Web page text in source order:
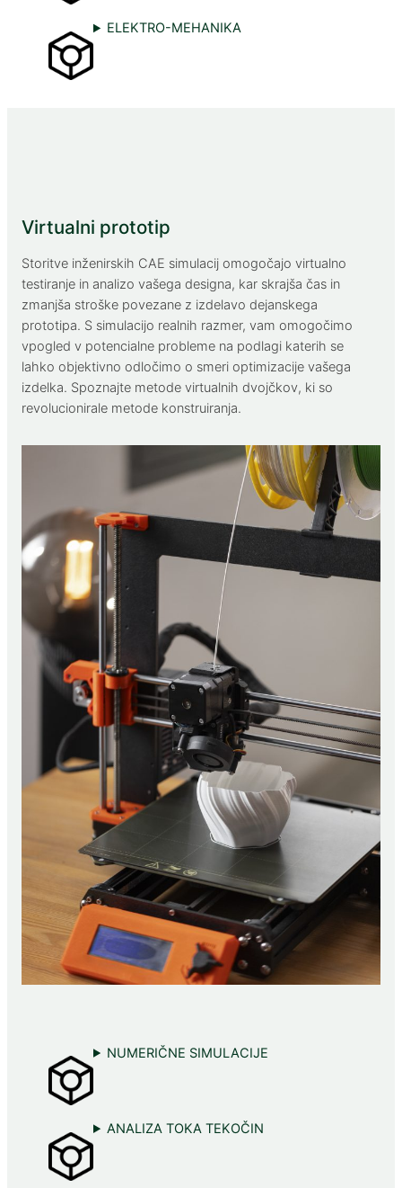
ELEKTRO-MEHANIKA
Virtualni prototip
Storitve inženirskih CAE simulacij omogočajo virtualno
testiranje in analizo vašega designa, kar skrajša čas in
zmanjša stroške povezane z izdelavo dejanskega
prototipa. S simulacijo realnih razmer, vam omogočimo
vpogled v potencialne probleme na podlagi katerih se
lahko objektivno odločimo o smeri optimizacije vašega
izdelka. Spoznajte metode virtualnih dvojčkov, ki so
revolucionirale metode konstruiranja.
NUMERIČNE SIMULACIJE
ANALIZA TOKA TEKOČIN